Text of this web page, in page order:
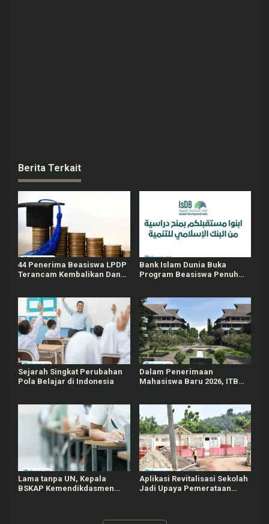
Berita Terkait
44 Penerima Beasiswa LPDP
Terancam Kembalikan Dana,
Bank Islam Dunia Buka
Program Beasiswa Penuh
Sejarah Singkat Perubahan
Pola Belajar di Indonesia
Dalam Penerimaan
Mahasiswa Baru 2026, ITB
Lama tanpa UN, Kepala
BSKAP Kemendikdasmen
Aplikasi Revitalisasi Sekolah
Jadi Upaya Pemerataan